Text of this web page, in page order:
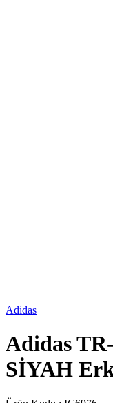
Adidas
Adidas
SİYAH